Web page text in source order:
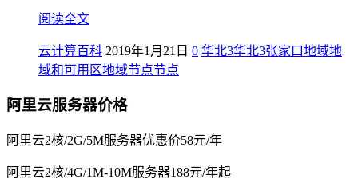
阅读全文
云计算百科 2019年1月21日 0 华北3华北3张家口地域地
域和可用区地域节点节点
阿里云服务器价格
阿里云2核/2G/5M服务器优惠价58元/年
阿里云2核/4G/1M-10M服务器188元/年起